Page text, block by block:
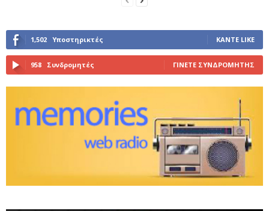
1,502 Υποστηρικτές ΚΆΝΤΕ LIKE
958 Συνδρομητές ΓΊΝΕΤΕ ΣΥΝΔΡΟΜΗΤΉΣ